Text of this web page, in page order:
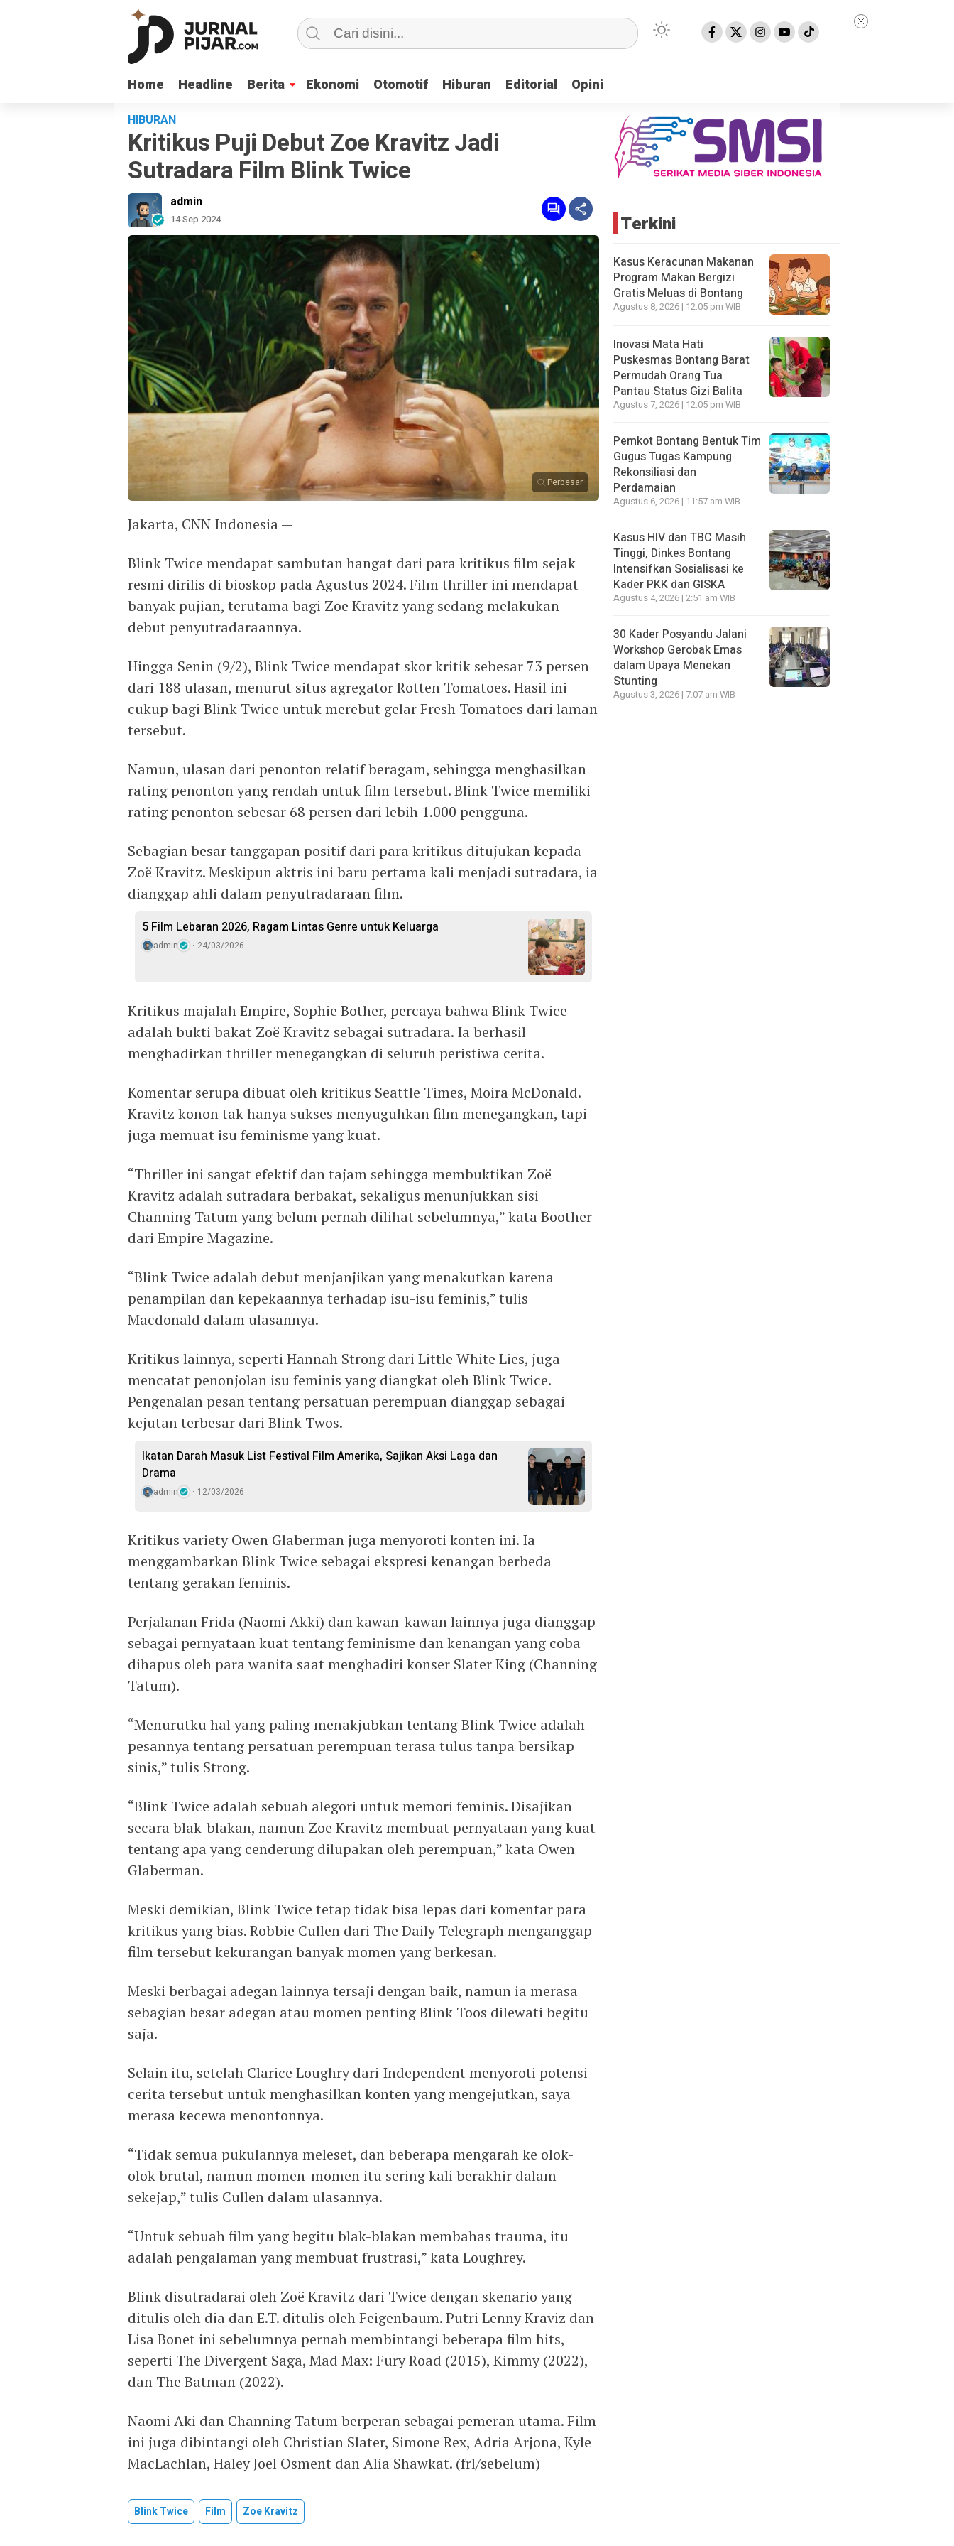
Home Headline Berita Ekonomi Otomotif Hiburan Editorial Opini
Home Headline Berita Ekonomi Otomotif Hiburan Editorial Opini
HIBURAN
Kritikus Puji Debut Zoe Kravitz Jadi
Sutradara Film Blink Twice
admin
14 Sep 2024
Perbesar
Jakarta, CNN Indonesia —
Blink Twice mendapat sambutan hangat dari para kritikus film sejak
resmi dirilis di bioskop pada Agustus 2024. Film thriller ini mendapat
banyak pujian, terutama bagi Zoe Kravitz yang sedang melakukan
debut penyutradaraannya.
Hingga Senin (9/2), Blink Twice mendapat skor kritik sebesar 73 persen
dari 188 ulasan, menurut situs agregator Rotten Tomatoes. Hasil ini
cukup bagi Blink Twice untuk merebut gelar Fresh Tomatoes dari laman
tersebut.
Namun, ulasan dari penonton relatif beragam, sehingga menghasilkan
rating penonton yang rendah untuk film tersebut. Blink Twice memiliki
rating penonton sebesar 68 persen dari lebih 1.000 pengguna.
Sebagian besar tanggapan positif dari para kritikus ditujukan kepada
Zoë Kravitz. Meskipun aktris ini baru pertama kali menjadi sutradara, ia
dianggap ahli dalam penyutradaraan film.
5 Film Lebaran 2026, Ragam Lintas Genre untuk Keluarga
admin 24/03/2026
Kritikus majalah Empire, Sophie Bother, percaya bahwa Blink Twice
adalah bukti bakat Zoë Kravitz sebagai sutradara. Ia berhasil
menghadirkan thriller menegangkan di seluruh peristiwa cerita.
Komentar serupa dibuat oleh kritikus Seattle Times, Moira McDonald.
Kravitz konon tak hanya sukses menyuguhkan film menegangkan, tapi
juga memuat isu feminisme yang kuat.
“Thriller ini sangat efektif dan tajam sehingga membuktikan Zoë
Kravitz adalah sutradara berbakat, sekaligus menunjukkan sisi
Channing Tatum yang belum pernah dilihat sebelumnya,” kata Boother
dari Empire Magazine.
“Blink Twice adalah debut menjanjikan yang menakutkan karena
penampilan dan kepekaannya terhadap isu-isu feminis,” tulis
Macdonald dalam ulasannya.
Kritikus lainnya, seperti Hannah Strong dari Little White Lies, juga
mencatat penonjolan isu feminis yang diangkat oleh Blink Twice.
Pengenalan pesan tentang persatuan perempuan dianggap sebagai
kejutan terbesar dari Blink Twos.
Ikatan Darah Masuk List Festival Film Amerika, Sajikan Aksi Laga dan
Drama
admin 12/03/2026
Kritikus variety Owen Glaberman juga menyoroti konten ini. Ia
menggambarkan Blink Twice sebagai ekspresi kenangan berbeda
tentang gerakan feminis.
Perjalanan Frida (Naomi Akki) dan kawan-kawan lainnya juga dianggap
sebagai pernyataan kuat tentang feminisme dan kenangan yang coba
dihapus oleh para wanita saat menghadiri konser Slater King (Channing
Tatum).
“Menurutku hal yang paling menakjubkan tentang Blink Twice adalah
pesannya tentang persatuan perempuan terasa tulus tanpa bersikap
sinis,” tulis Strong.
“Blink Twice adalah sebuah alegori untuk memori feminis. Disajikan
secara blak-blakan, namun Zoe Kravitz membuat pernyataan yang kuat
tentang apa yang cenderung dilupakan oleh perempuan,” kata Owen
Glaberman.
Meski demikian, Blink Twice tetap tidak bisa lepas dari komentar para
kritikus yang bias. Robbie Cullen dari The Daily Telegraph menganggap
film tersebut kekurangan banyak momen yang berkesan.
Meski berbagai adegan lainnya tersaji dengan baik, namun ia merasa
sebagian besar adegan atau momen penting Blink Toos dilewati begitu
saja.
Selain itu, setelah Clarice Loughry dari Independent menyoroti potensi
cerita tersebut untuk menghasilkan konten yang mengejutkan, saya
merasa kecewa menontonnya.
“Tidak semua pukulannya meleset, dan beberapa mengarah ke olok-
olok brutal, namun momen-momen itu sering kali berakhir dalam
sekejap,” tulis Cullen dalam ulasannya.
“Untuk sebuah film yang begitu blak-blakan membahas trauma, itu
adalah pengalaman yang membuat frustrasi,” kata Loughrey.
Blink disutradarai oleh Zoë Kravitz dari Twice dengan skenario yang
ditulis oleh dia dan E.T. ditulis oleh Feigenbaum. Putri Lenny Kraviz dan
Lisa Bonet ini sebelumnya pernah membintangi beberapa film hits,
seperti The Divergent Saga, Mad Max: Fury Road (2015), Kimmy (2022),
dan The Batman (2022).
Naomi Aki dan Channing Tatum berperan sebagai pemeran utama. Film
ini juga dibintangi oleh Christian Slater, Simone Rex, Adria Arjona, Kyle
MacLachlan, Haley Joel Osment dan Alia Shawkat. (frl/sebelum)
Blink Twice Film Zoe Kravitz
Terkini
Kasus Keracunan Makanan
Program Makan Bergizi
Gratis Meluas di Bontang
Agustus 8, 2026 | 12:05 pm WIB
Inovasi Mata Hati
Puskesmas Bontang Barat
Permudah Orang Tua
Pantau Status Gizi Balita
Agustus 7, 2026 | 12:05 pm WIB
Pemkot Bontang Bentuk Tim
Gugus Tugas Kampung
Rekonsiliasi dan
Perdamaian
Agustus 6, 2026 | 11:57 am WIB
Kasus HIV dan TBC Masih
Tinggi, Dinkes Bontang
Intensifkan Sosialisasi ke
Kader PKK dan GISKA
Agustus 4, 2026 | 2:51 am WIB
30 Kader Posyandu Jalani
Workshop Gerobak Emas
dalam Upaya Menekan
Stunting
Agustus 3, 2026 | 7:07 am WIB